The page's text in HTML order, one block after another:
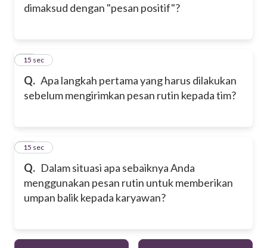
dimaksud dengan "pesan positif"?
Q. Apa langkah pertama yang harus dilakukan
sebelum mengirimkan pesan rutin kepada tim?
19
15 sec
Q. Dalam situasi apa sebaiknya Anda
menggunakan pesan rutin untuk memberikan
umpan balik kepada karyawan?
20
15 sec